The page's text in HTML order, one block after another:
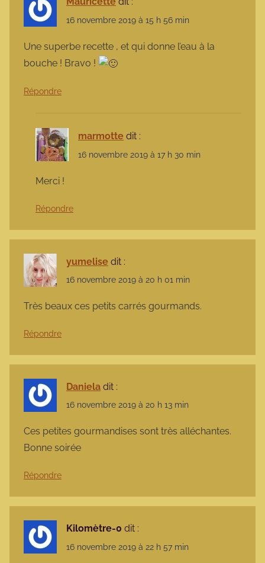
16 novembre 2019 à 15 h 56 min
Une superbe recette , et qui donne l’eau à la
bouche ! Bravo !
Répondre
marmotte dit :
16 novembre 2019 à 17 h 30 min
Merci !
Répondre
yumelise dit :
16 novembre 2019 à 20 h 01 min
Très beaux ces petits carrés gourmands.
Répondre
Daniela dit :
16 novembre 2019 à 20 h 13 min
Ces petites gourmandises sont très alléchantes.
Bonne soirée
Répondre
Kilomètre-0 dit :
16 novembre 2019 à 22 h 57 min